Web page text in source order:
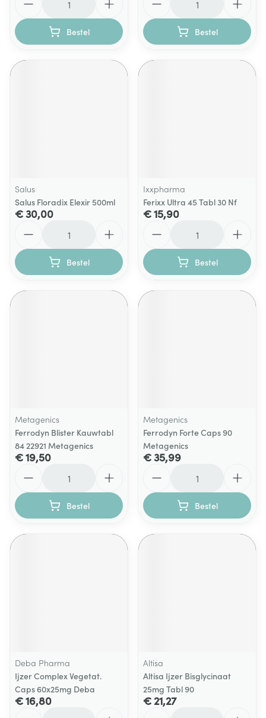
Bestel Bestel
Salus
Salus Floradix Elexir 500ml
€ 30,00
Bestel
Ixxpharma
Ferixx Ultra 45 Tabl 30 Nf
€ 15,90
Bestel
Metagenics
Ferrodyn Blister Kauwtabl
84 22921 Metagenics
€ 19,50
Bestel
Metagenics
Ferrodyn Forte Caps 90
Metagenics
€ 35,99
Bestel
Deba Pharma
Ijzer Complex Vegetat.
Caps 60x25mg Deba
€ 16,80
Altisa
Altisa Ijzer Bisglycinaat
25mg Tabl 90
€ 21,27